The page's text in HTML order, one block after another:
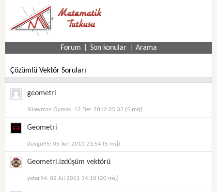
Forum Son konular Arama
Çözümlü Vektör Soruları
geometri
Süleyman Oymak: 12 Dec 2012 05:32 (5 msj)
Geometri
duygu95: 05 Jun 2011 21:54 (5 msj)
Geometri.izdüşüm vektörü
yeter94: 02 Jul 2011 14:10 (20 msj)